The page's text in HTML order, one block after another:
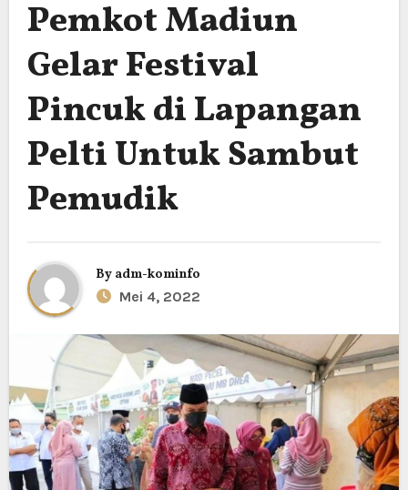
Pemkot Madiun
Gelar Festival
Pincuk di Lapangan
Pelti Untuk Sambut
Pemudik
By adm-kominfo
Mei 4, 2022